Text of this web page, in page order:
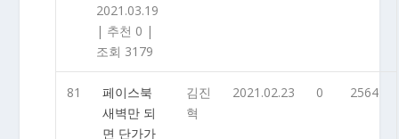
2021.03.19
| 추천 0 |
조회 3179
81
페이스북
새벽만 되
면 단가가
김진
혁
2021.02.23 0 2564